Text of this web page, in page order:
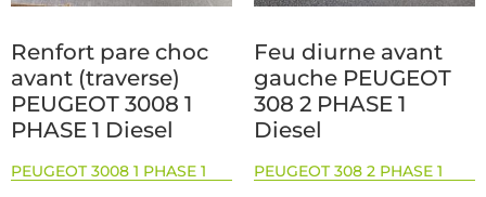
Renfort pare choc
avant (traverse)
PEUGEOT 3008 1
PHASE 1 Diesel
PEUGEOT 3008 1 PHASE 1
Feu diurne avant
gauche PEUGEOT
308 2 PHASE 1
Diesel
PEUGEOT 308 2 PHASE 1